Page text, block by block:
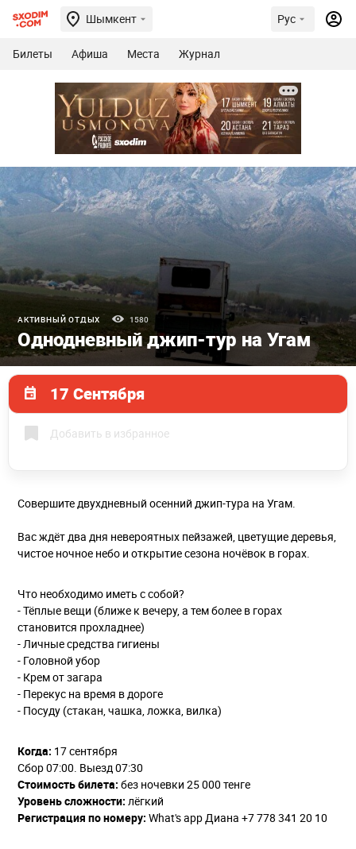
Шымкент Рус
Билеты Афиша Места Журнал
АКТИВНЫЙ ОТДЫХ 1580
Однодневный джип-тур на Угам
17 Сентября
Добавить в избранное
Совершите двухдневный осенний джип-тура на Угам.
Вас ждёт два дня невероятных пейзажей, цветущие деревья,
чистое ночное небо и открытие сезона ночёвок в горах.
Что необходимо иметь с собой?
- Тёплые вещи (ближе к вечеру, а тем более в горах
становится прохладнее)
- Личные средства гигиены
- Головной убор
- Крем от загара
- Перекус на время в дороге
- Посуду (стакан, чашка, ложка, вилка)
Когда: 17 сентября
Сбор 07:00. Выезд 07:30
Стоимость билета: без ночевки 25 000 тенге
Уровень сложности: лёгкий
Регистрация по номеру: What's app Диана +7 778 341 20 10